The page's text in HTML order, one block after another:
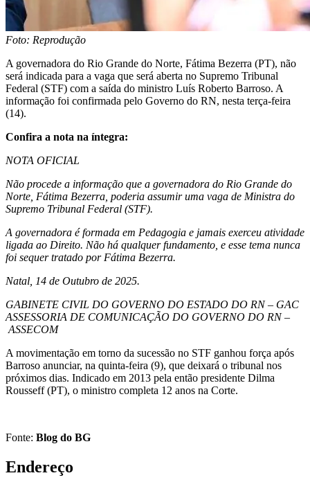
Foto: Reprodução
A governadora do Rio Grande do Norte, Fátima Bezerra (PT), não
será indicada para a vaga que será aberta no Supremo Tribunal
Federal (STF) com a saída do ministro Luís Roberto Barroso. A
informação foi confirmada pelo Governo do RN, nesta terça-feira
(14).
Confira a nota na íntegra:
NOTA OFICIAL
Não procede a informação que a governadora do Rio Grande do
Norte, Fátima Bezerra, poderia assumir uma vaga de Ministra do
Supremo Tribunal Federal (STF).
A governadora é formada em Pedagogia e jamais exerceu atividade
ligada ao Direito. Não há qualquer fundamento, e esse tema nunca
foi sequer tratado por Fátima Bezerra.
Natal, 14 de Outubro de 2025.
GABINETE CIVIL DO GOVERNO DO ESTADO DO RN – GAC
ASSESSORIA DE COMUNICAÇÃO DO GOVERNO DO RN –
ASSECOM
A movimentação em torno da sucessão no STF ganhou força após
Barroso anunciar, na quinta-feira (9), que deixará o tribunal nos
próximos dias. Indicado em 2013 pela então presidente Dilma
Rousseff (PT), o ministro completa 12 anos na Corte.
Fonte: Blog do BG
Endereço